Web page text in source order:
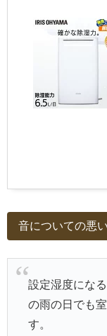
音についての悪
設定湿度にな
の雨の日でも
す。